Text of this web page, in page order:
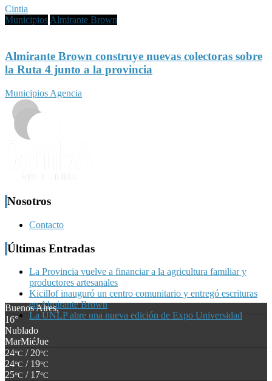
Cintia
Municipios Almirante Brown
Almirante Brown construye nuevas colectoras sobre
la Ruta 4 junto a la provincia
Municipios Agencia
Nosotros
Contacto
Últimas Entradas
La Provincia vuelve a financiar a la agricultura familiar y
productores artesanales
Kicillof inauguró un centro comunitario y entregó escrituras
en Almirante Brown
La UNLP abre una nueva edición de Expo Universidad
Buenos Aires,
16°
Nublado
MarMiéJue
24°C / 20°C
24°C / 19°C
25°C / 17°C